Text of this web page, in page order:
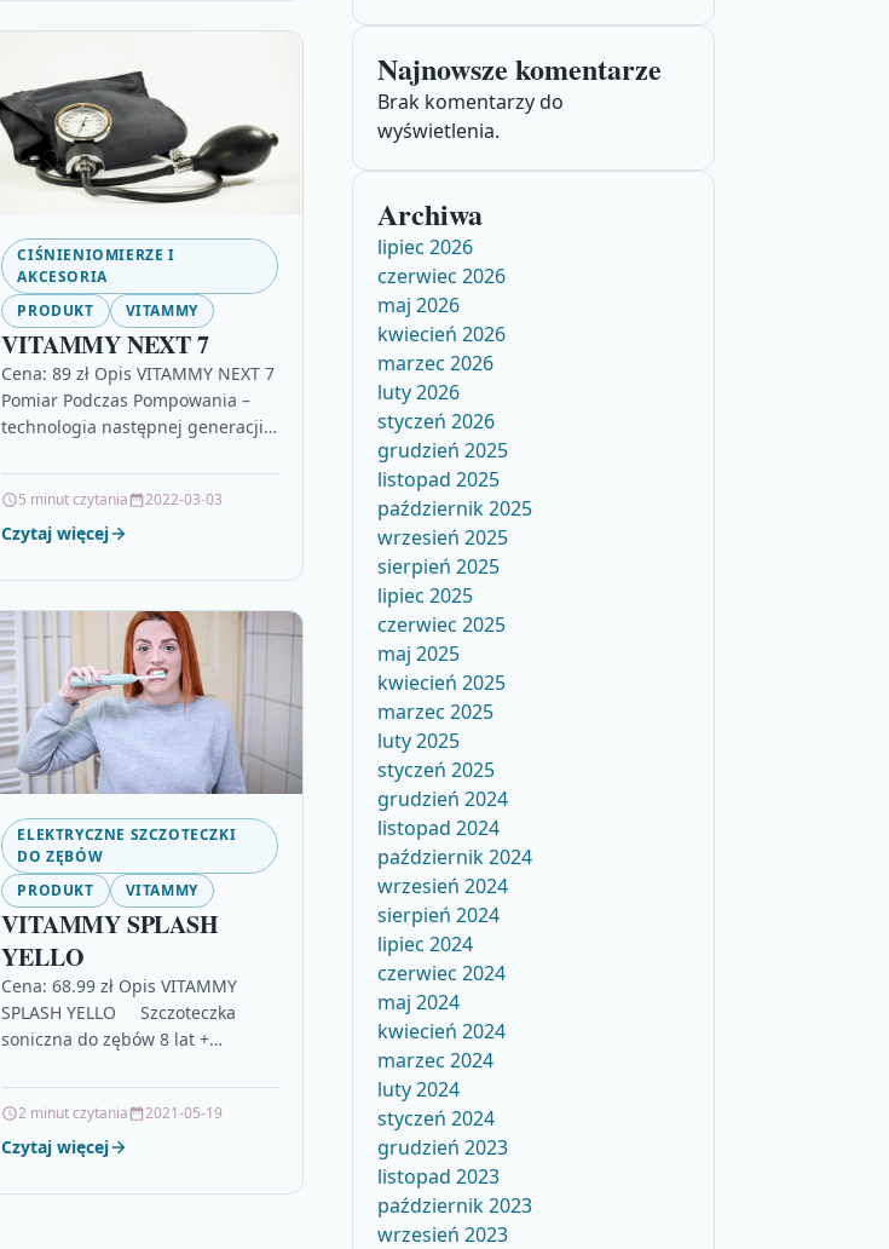
CIŚNIENIOMIERZE I
AKCESORIA
PRODUKT
VITAMMY
VITAMMY NEXT 7
Cena: 89 zł Opis VITAMMY NEXT 7
Pomiar Podczas Pompowania –
technologia następnej generacji
naramienny, który niezwykle
delikatnie,…
5 minut czytania 2022-03-03
Czytaj więcej
ELEKTRYCZNE SZCZOTECZKI
DO ZĘBÓW
PRODUKT
VITAMMY
VITAMMY SPLASH
YELLO
Cena: 68.99 zł Opis VITAMMY
SPLASH YELLO Szczoteczka
soniczna do zębów 8 lat +
TOOTH BRUSHING CHALLENGE-
podejmij z nami…
2 minut czytania 2021-05-19
Czytaj więcej
Najnowsze komentarze
Brak komentarzy do
wyświetlenia.
Archiwa
lipiec 2026
czerwiec 2026
maj 2026
kwiecień 2026
marzec 2026
luty 2026
styczeń 2026
grudzień 2025
listopad 2025
październik 2025
wrzesień 2025
sierpień 2025
lipiec 2025
czerwiec 2025
maj 2025
kwiecień 2025
marzec 2025
luty 2025
styczeń 2025
grudzień 2024
listopad 2024
październik 2024
wrzesień 2024
sierpień 2024
lipiec 2024
czerwiec 2024
maj 2024
kwiecień 2024
marzec 2024
luty 2024
styczeń 2024
grudzień 2023
listopad 2023
październik 2023
wrzesień 2023